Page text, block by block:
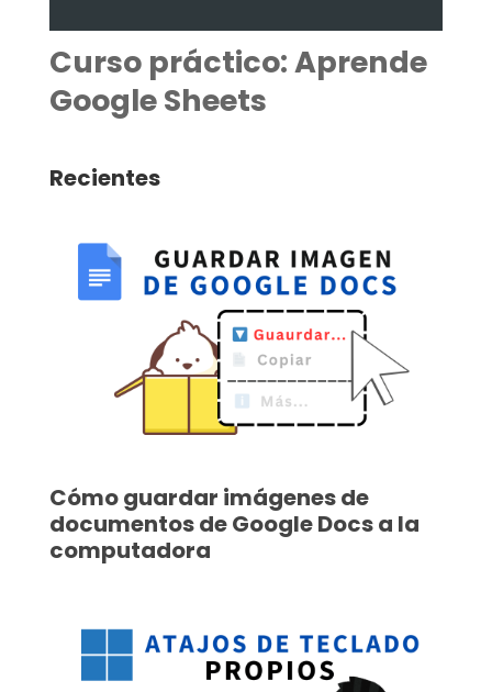
Curso práctico: Aprende
Google Sheets
Recientes
Cómo guardar imágenes de
documentos de Google Docs a la
computadora